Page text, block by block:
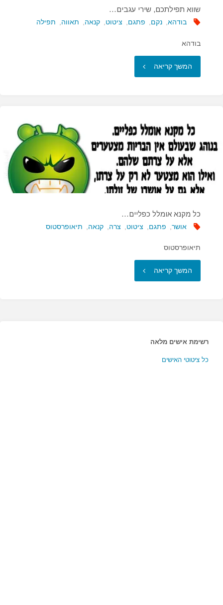
שווא תפילתכם, שירי עגבים…
בודהא, נקם, פתגם, ציטוט, קנאה, תאווה, תפילה
בודהא
המשך קריאה "שווא
עגבים…"
כל מקנא אומלל כפליים…
אושר פתגם ציטוט צרה קנאה תיאופרסטוס
תיאופרסטוס
המשך קריאה "כל
רשימת אישים מלאה
כל ציטוטי האישים